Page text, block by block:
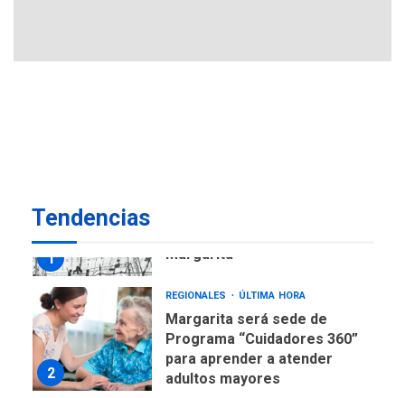
Tendencias
1
Margarita
2
REGIONALES ÚLTIMA HORA
Margarita será sede de
Programa “Cuidadores 360”
para aprender a atender
adultos mayores